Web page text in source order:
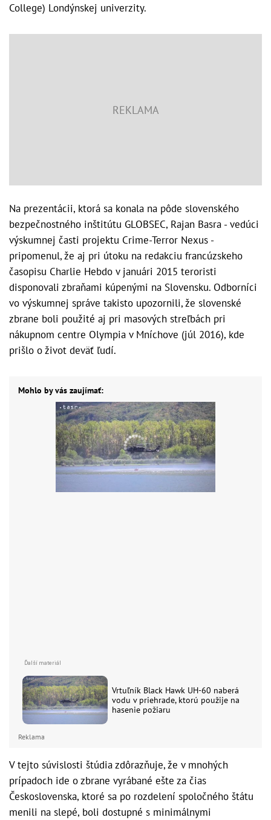
College) Londýnskej univerzity.
Na prezentácii, ktorá sa konala na pôde slovenského
bezpečnostného inštitútu GLOBSEC, Rajan Basra - vedúci
výskumnej časti projektu Crime-Terror Nexus -
pripomenul, že aj pri útoku na redakciu francúzskeho
časopisu Charlie Hebdo v januári 2015 teroristi
disponovali zbraňami kúpenými na Slovensku. Odborníci
vo výskumnej správe takisto upozornili, že slovenské
zbrane boli použité aj pri masových streľbách pri
nákupnom centre Olympia v Mníchove (júl 2016), kde
prišlo o život deväť ľudí.
Mohlo by vás zaujímať:
Vrtuľník Black Hawk UH-60 naberá
vodu v priehrade, ktorú použije na
hasenie požiaru
Reklama
V tejto súvislosti štúdia zdôrazňuje, že v mnohých
prípadoch ide o zbrane vyrábané ešte za čias
Československa, ktoré sa po rozdelení spoločného štátu
menili na slepé, boli dostupné s minimálnymi